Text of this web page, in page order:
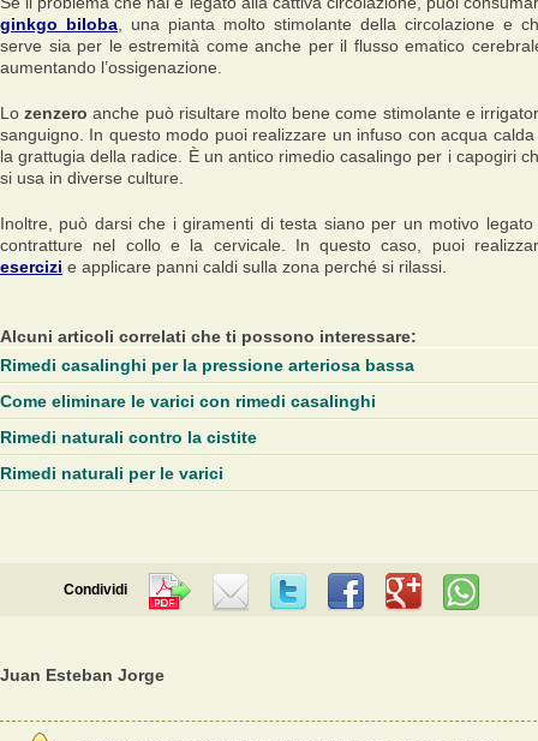
ginkgo biloba , una pianta molto stimolante della circolazione e
serve sia per le estremità come anche per il flusso ematico
aumentando l’ossigenazione.
Lozenzeroanche può risultare molto bene come stimolante e
sanguigno. In questo modo puoi realizzare un infuso con acqua calda
la grattugia della radice. È un antico rimedio casalingo per i capogiri
si usa in diverse culture.
Inoltre, può darsi che i giramenti di testa siano per un motivo legato
contratture nel collo e la cervicale. In questo caso, puoi
esercizi e applicare panni caldi sulla zona perché si rilassi.
Alcuni articoli correlati che ti possono interessare:
Rimedi casalinghi per la pressione arteriosa bassa
Come eliminare le varici con rimedi casalinghi
Rimedi naturali contro la cistite
Rimedi naturali per le varici
Condividi
Juan Esteban Jorge